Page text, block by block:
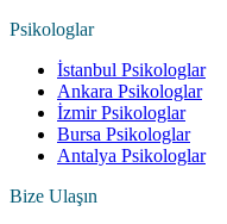
Psikologlar
İstanbul Psikologlar
Ankara Psikologlar
İzmir Psikologlar
Bursa Psikologlar
Antalya Psikologlar
Bize Ulaşın